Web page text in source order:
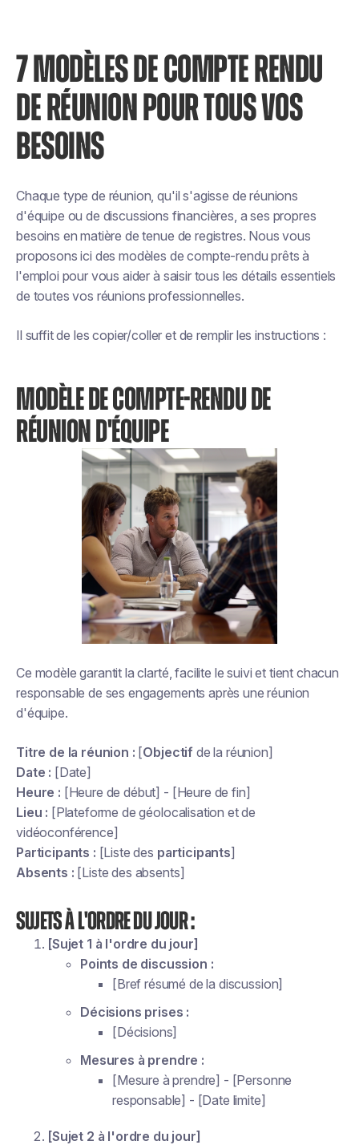
7 MODÈLES DE COMPTE RENDU
DE RÉUNION POUR TOUS VOS
BESOINS
Chaque type de réunion, qu'il s'agisse de réunions
d'équipe ou de discussions financières, a ses propres
besoins en matière de tenue de registres. Nous vous
proposons ici des modèles de compte-rendu prêts à
l'emploi pour vous aider à saisir tous les détails essentiels
de toutes vos réunions professionnelles.
Il suffit de les copier/coller et de remplir les instructions :
MODÈLE DE COMPTE-RENDU DE
RÉUNION D'ÉQUIPE
Ce modèle garantit la clarté, facilite le suivi et tient chacun
responsable de ses engagements après une réunion
d'équipe.
Titre de la réunion : [Objectif de la réunion]
Date : [Date]
Heure : [Heure de début] - [Heure de fin]
Lieu : [Plateforme de géolocalisation et de
vidéoconférence]
Participants : [Liste des participants]
Absents : [Liste des absents]
Sujets à l'ordre du jour :
[Sujet 1 à l'ordre du jour]
Points de discussion :
[Bref résumé de la discussion]
Décisions prises :
[Décisions]
Mesures à prendre :
[Mesure à prendre] - [Personne
responsable] - [Date limite]
[Sujet 2 à l'ordre du jour]